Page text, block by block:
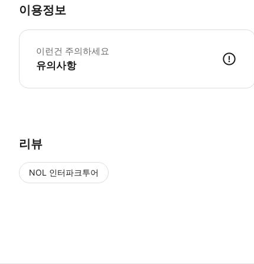
이용정보
이런건 주의하세요
유의사항
리뷰
NOL 인터파크투어